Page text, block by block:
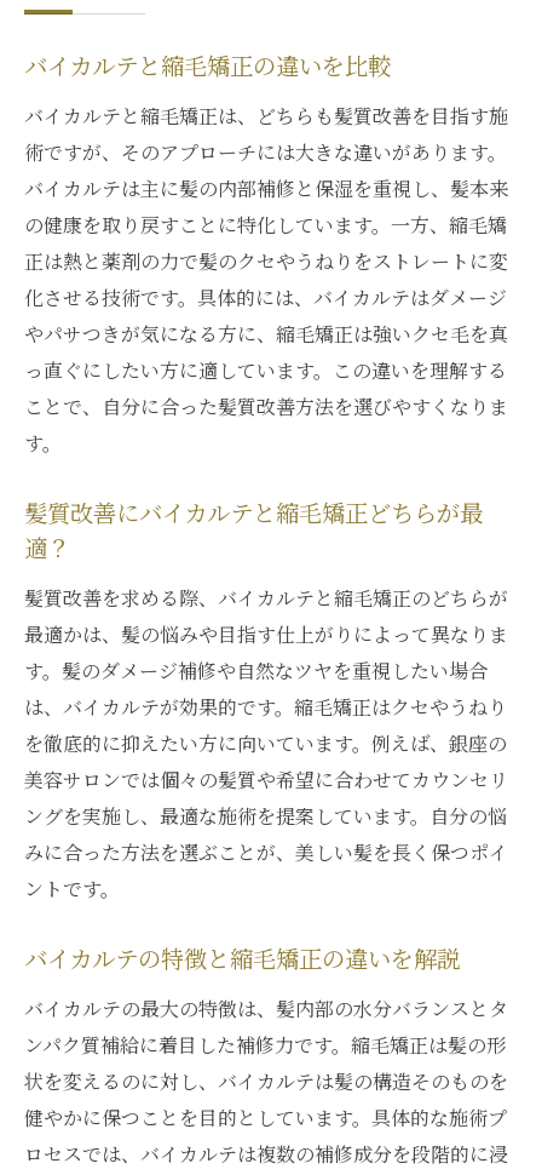
バイカルテと縮毛矯正の違いを比較
バイカルテと縮毛矯正は、どちらも髪質改善を目指す施
術ですが、そのアプローチには大きな違いがあります。
バイカルテは主に髪の内部補修と保湿を重視し、髪本来
の健康を取り戻すことに特化しています。一方、縮毛矯
正は熱と薬剤の力で髪のクセやうねりをストレートに変
化させる技術です。具体的には、バイカルテはダメージ
やパサつきが気になる方に、縮毛矯正は強いクセ毛を真
っ直ぐにしたい方に適しています。この違いを理解する
ことで、自分に合った髪質改善方法を選びやすくなりま
す。
髪質改善にバイカルテと縮毛矯正どちらが最
適？
髪質改善を求める際、バイカルテと縮毛矯正のどちらが
最適かは、髪の悩みや目指す仕上がりによって異なりま
す。髪のダメージ補修や自然なツヤを重視したい場合
は、バイカルテが効果的です。縮毛矯正はクセやうねり
を徹底的に抑えたい方に向いています。例えば、銀座の
美容サロンでは個々の髪質や希望に合わせてカウンセリ
ングを実施し、最適な施術を提案しています。自分の悩
みに合った方法を選ぶことが、美しい髪を長く保つポイ
ントです。
バイカルテの特徴と縮毛矯正の違いを解説
バイカルテの最大の特徴は、髪内部の水分バランスとタ
ンパク質補給に着目した補修力です。縮毛矯正は髪の形
状を変えるのに対し、バイカルテは髪の構造そのものを
健やかに保つことを目的としています。具体的な施術プ
ロセスでは、バイカルテは複数の補修成分を段階的に浸